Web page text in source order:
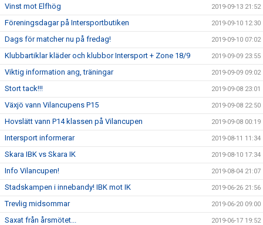
Vinst mot Elfhög 2019-09-13 21:52
Föreningsdagar på Intersportbutiken 2019-09-10 12:30
Dags för matcher nu på fredag! 2019-09-10 07:02
Klubbartiklar kläder och klubbor Intersport + Zone 18/9 2019-09-09 23:55
Viktig information ang, träningar 2019-09-09 09:02
Stort tack!!! 2019-09-08 23:01
Växjö vann Vilancupens P15 2019-09-08 22:50
Hovslätt vann P14 klassen på Vilancupen 2019-09-08 00:19
Intersport informerar 2019-08-11 11:34
Skara IBK vs Skara IK 2019-08-10 17:34
Info Vilancupen! 2019-08-04 21:07
Stadskampen i innebandy! IBK mot IK 2019-06-26 21:56
Trevlig midsommar 2019-06-20 09:00
Saxat från årsmötet... 2019-06-17 19:52